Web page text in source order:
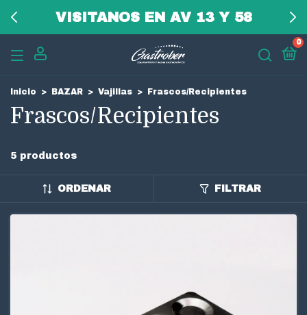
VISITANOS EN AV 13 Y 58
0
Inicio > BAZAR > Vajillas > Frascos/Recipientes
Frascos/Recipientes
5 productos
ORDENAR FILTRAR